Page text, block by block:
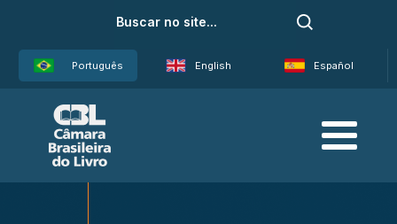
Português English Español